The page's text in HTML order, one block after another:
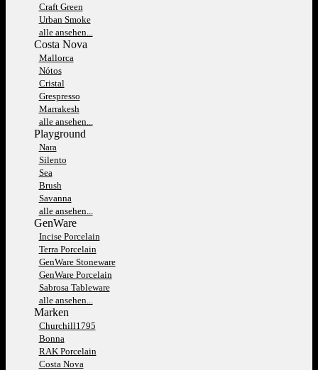
Craft Green
Urban Smoke
alle ansehen...
Costa Nova
Mallorca
Nótos
Cristal
Grespresso
Marrakesh
alle ansehen...
Playground
Nara
Silento
Sea
Brush
Savanna
alle ansehen...
GenWare
Incise Porcelain
Terra Porcelain
GenWare Stoneware
GenWare Porcelain
Sabrosa Tableware
alle ansehen...
Marken
Churchill1795
Bonna
RAK Porcelain
Costa Nova